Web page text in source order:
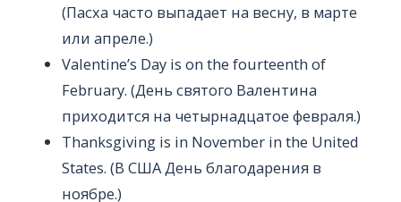
(Пасха часто выпадает на весну, в марте
или апреле.)
Valentine’s Day is on the fourteenth of
February. (День святого Валентина
приходится на четырнадцатое февраля.)
Thanksgiving is in November in the United
States. (В США День благодарения в
ноябре.)